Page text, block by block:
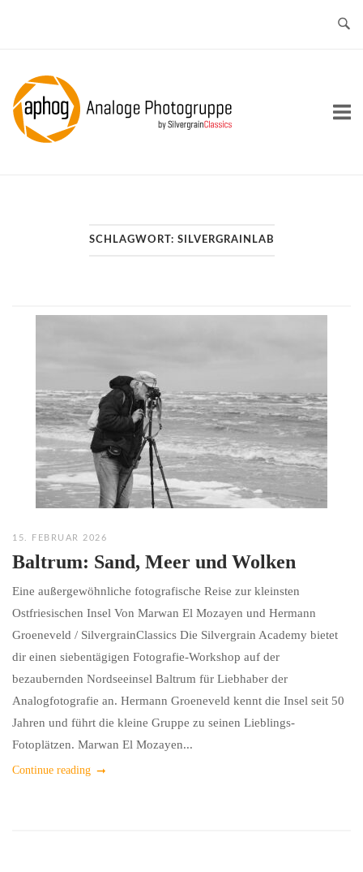
Home
SCHLAGWORT: SILVERGRAINLAB
15. FEBRUAR 2026
Baltrum: Sand, Meer und Wolken
Eine außergewöhnliche fotografische Reise zur kleinsten
Ostfriesischen Insel Von Marwan El Mozayen und Hermann
Groeneveld / SilvergrainClassics Die Silvergrain Academy bietet
dir einen siebentägigen Fotografie-Workshop auf der
bezaubernden Nordseeinsel Baltrum für Liebhaber der
Analogfotografie an. Hermann Groeneveld kennt die Insel seit 50
Jahren und führt die kleine Gruppe zu seinen Lieblings-
Fotoplätzen. Marwan El Mozayen...
Continue reading